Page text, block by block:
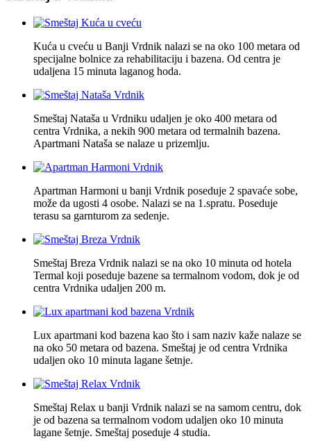
Kuća u cveću u Banji Vrdnik nalazi se na oko 100 metara od
specijalne bolnice za rehabilitaciju i bazena. Od centra je
udaljena 15 minuta laganog hoda.
Smeštaj Nataša u Vrdniku udaljen je oko 400 metara od
centra Vrdnika, a nekih 900 metara od termalnih bazena.
Apartmani Nataša se nalaze u prizemlju.
Apartman Harmoni u banji Vrdnik poseduje 2 spavaće sobe,
može da ugosti 4 osobe. Nalazi se na 1.spratu. Poseduje
terasu sa garnturom za sedenje.
Smeštaj Breza Vrdnik nalazi se na oko 10 minuta od hotela
Termal koji poseduje bazene sa termalnom vodom, dok je od
centra Vrdnika udaljen 200 m.
Lux apartmani kod bazena kao što i sam naziv kaže nalaze se
na oko 50 metara od bazena. Smeštaj je od centra Vrdnika
udaljen oko 10 minuta lagane šetnje.
Smeštaj Relax u banji Vrdnik nalazi se na samom centru, dok
je od bazena sa termalnom vodom udaljen oko 10 minuta
lagane šetnje. Smeštaj poseduje 4 studia.